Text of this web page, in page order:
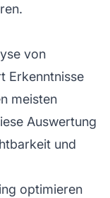
von
Erkenntnisse
meisten
Auswertung
und
optimieren